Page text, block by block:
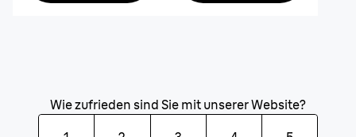
Wie zufrieden sind Sie mit unserer Website?